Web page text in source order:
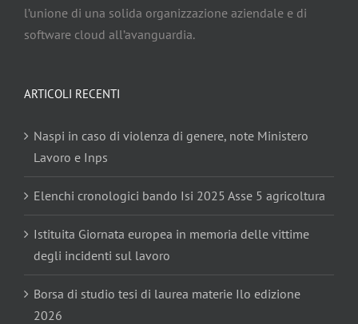
l’unione di una solida organizzazione aziendale e di
software cloud all’avanguardia.
ARTICOLI RECENTI
Naspi in caso di violenza di genere, note Ministero
Lavoro e Inps
Elenchi cronologici bando Isi 2025 Asse 5 agricoltura
Istituita Giornata europea in memoria delle vittime
degli incidenti sul lavoro
Borsa di studio tesi di laurea materie Ilo edizione
2026